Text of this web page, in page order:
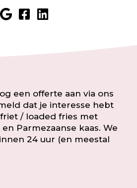
een offerte aan via ons
dat je interesse hebt
/ loaded fries met
Parmezaanse kaas. We
24 uur (en meestal